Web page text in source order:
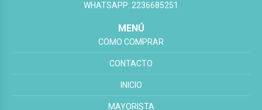
WHATSAPP: 2236685251
MENÚ
COMO COMPRAR
CONTACTO
INICIO
MAYORISTA